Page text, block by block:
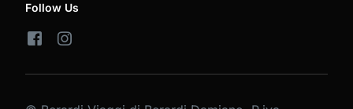
Follow Us